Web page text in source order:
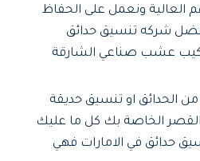
العالية ونعمل على الحفاظ
أفضل شركه تنسيق حدائق
عشب صناعي الشارقة
الحدائق او تنسيق حديقة
القصر الخاصة بك كل ما عليك
حدائق في الامارات فهي